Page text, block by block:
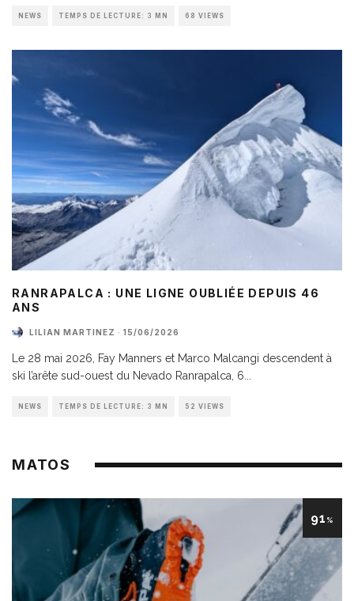
NEWS TEMPS DE LECTURE: 3 MN 68 VIEWS
RANRAPALCA : UNE LIGNE OUBLIÉE DEPUIS 46
ANS
LILIAN MARTINEZ · 15/06/2026
Le 28 mai 2026, Fay Manners et Marco Malcangi descendent à
ski l’arête sud-ouest du Nevado Ranrapalca, 6
NEWS TEMPS DE LECTURE: 3 MN 52 VIEWS
MATOS
91 %